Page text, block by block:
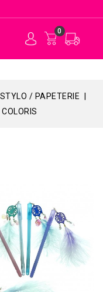
0
STYLO / PAPETERIE